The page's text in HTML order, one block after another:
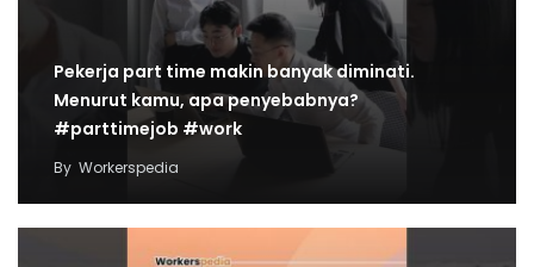
Pekerja part time makin banyak diminati.
Menurut kamu, apa penyebabnya?
#parttimejob #work
By Workerspedia